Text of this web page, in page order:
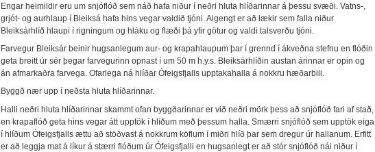
Engar heimildir eru um snjóflóð sem náð hafa niður í neðri hluta hlíðarinnar á þessu svæði. Vatns-,
grjót- og aurhlaup í Bleiksá hafa hins vegar valdið tjóni. Algengt er að lækir sem falla niður
Bleiksárhlíð hlaupi í rigningum og hláku og flæði þá yfir götur og valdi talsverðu tjóni.
Farvegur Bleiksár beinir hugsanlegum aur- og krapahlaupum þar í grennd í ákveðna stefnu en flóðin
geta breitt úr sér þegar farvegurinn opnast í um 50 m h.y.s. Bleiksárhlíðin austan árinnar er opin og
án afmarkaðra farvega. Ofarlega ná hlíðar Ófeigsfjalls upptakahalla á nokkru hæðarbili.
Byggð nær upp í neðsta hluta hlíðarinnar.
Halli neðri hluta hlíðarinnar skammt ofan byggðarinnar er við neðri mörk þess að snjóflóð fari af stað,
en krapaflóð geta hins vegar átt upptök í hlíðum með þessum halla. Smærri snjóflóð sem upptök eiga
í hlíðum Ófeigsfjalls ættu að stöðvast á nokkrum köflum í miðri hlíð þar sem dregur úr hallanum. Erfitt
er að leggja mat á líkur á stærri flóðum úr Ófeigsfjalli en hugsanlegt er að stór snjóflóð nái niður í